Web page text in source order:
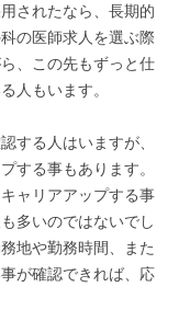
されたなら、長期的
の医師求人を選ぶ際
、この先もずっと仕
人もいます。
する人はいますが、
する事もあります。
ャリアアップする事
多いのではないでし
地や勤務時間、また
が確認できれば、応